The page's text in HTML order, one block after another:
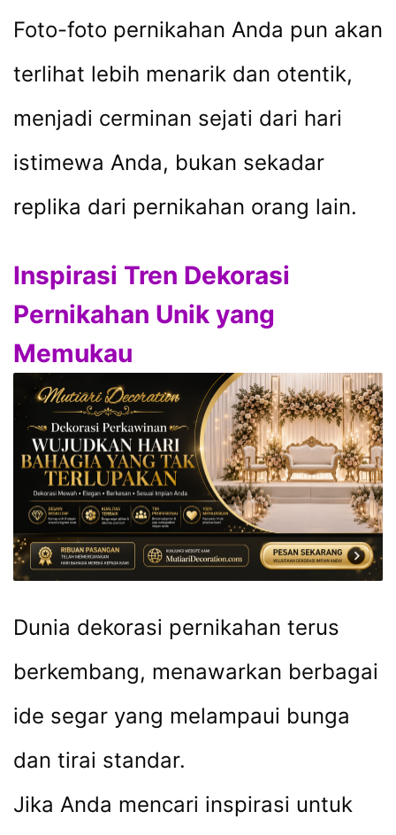
Foto-foto pernikahan Anda pun akan
terlihat lebih menarik dan otentik,
menjadi cerminan sejati dari hari
istimewa Anda, bukan sekadar
replika dari pernikahan orang lain.
Inspirasi Tren Dekorasi
Pernikahan Unik yang
Memukau
Dunia dekorasi pernikahan terus
berkembang, menawarkan berbagai
ide segar yang melampaui bunga
dan tirai standar.
Jika Anda mencari inspirasi untuk